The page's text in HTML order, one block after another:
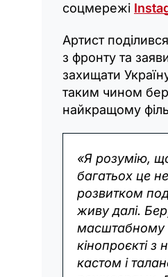
соцмережі
Артист
з фронту та
захищати
таким чином
найкращому
«Я розумію,
багатьох це
розвитком
живу далі.
масштабному
кінопроєкті
кастом і